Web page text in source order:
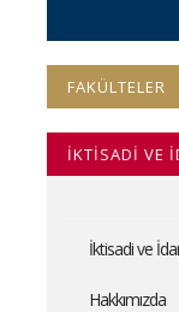
FAKÜLTELER
İKTİSADİ VE
İktisadi ve
Hakkımızda